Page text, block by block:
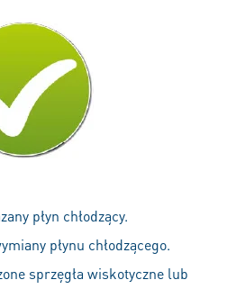
płyn chłodzący.
płynu chłodzącego.
sprzęgła wiskotyczne lub